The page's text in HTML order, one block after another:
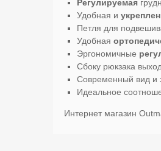
Регулируемая
Удобная и
Петля для
Удобная
Эргономичные
Сбоку рюкзака
Современный вид и
Идеальное
Интернет магазин